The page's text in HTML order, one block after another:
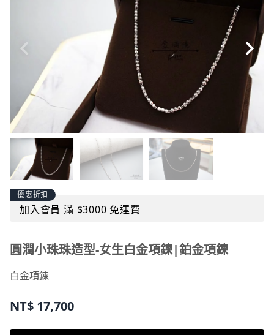
優惠折扣
加入會員 滿 $3000 免運費
圓潤小珠珠造型-女生白金項鍊|鉑金項鍊
白金項鍊
NT$ 17,700